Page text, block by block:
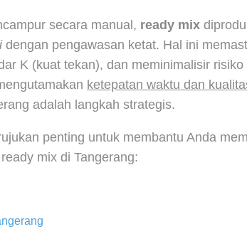
secara manual, ready mix
dengan pengawasan ketat. Hal ini
K (kuat tekan), dan meminimalisir
ketepatan waktu dan
adalah langkah strategis.
penting untuk membantu Anda
mix di Tangerang: